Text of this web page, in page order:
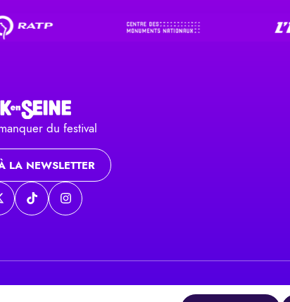
du festival
LA NEWSLETTER
twitter
Page TikTokPage Instagram